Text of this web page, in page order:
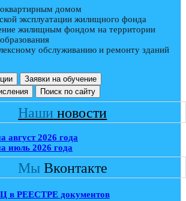
домом
эксплуатации жилищного фонда
жилищным фондом на территории
обслуживанию и ремонту зданий
Заявки на обучение
Поиск по сайту
Наши новости
август 2026 года
июль 2026 года
МыВконтакте
в РЕЕСТРЕ документов